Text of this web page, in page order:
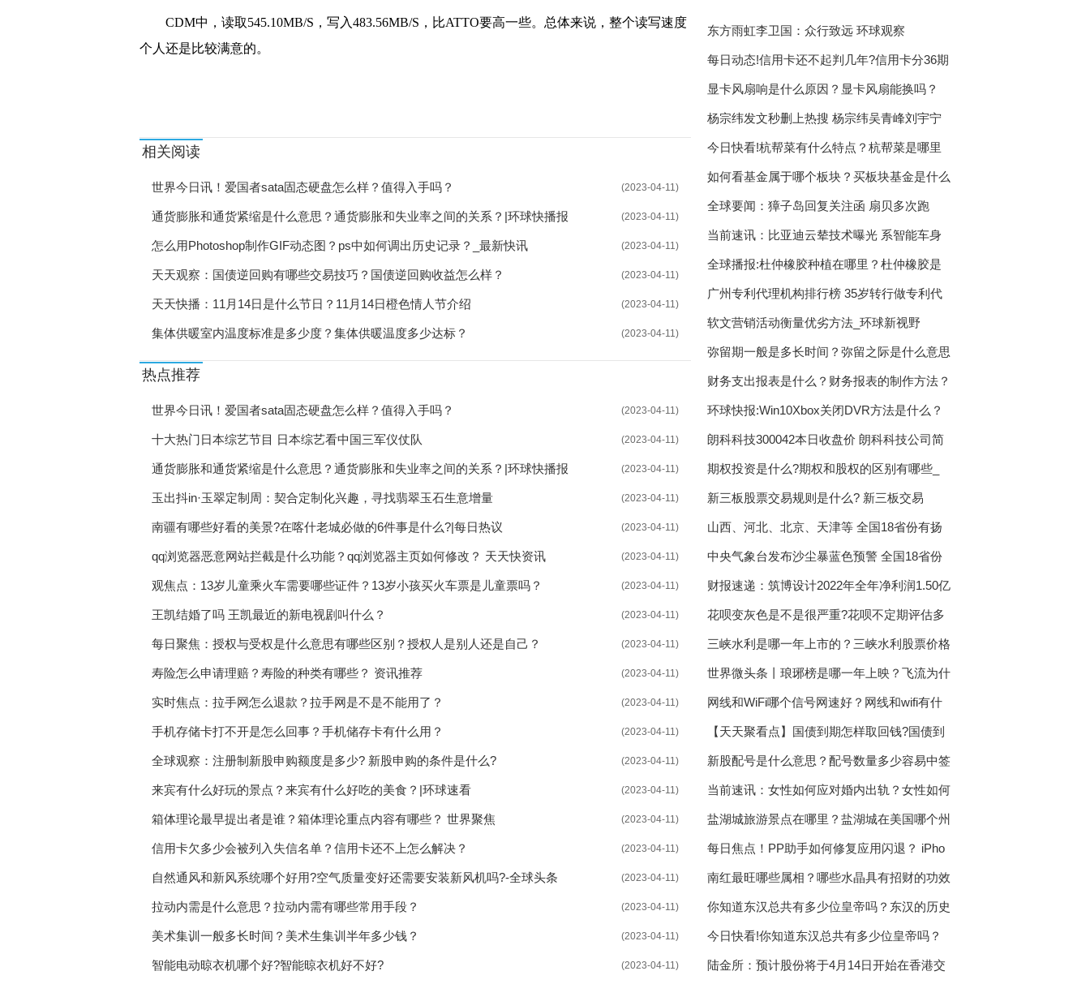
CDM中，读取545.10MB/S，写入483.56MB/S，比ATTO要高一些。总体来说，整个读写速度
个人还是比较满意的。
相关阅读
(2023-04-11)
世界今日讯！爱国者sata固态硬盘怎么样？值得入手吗？
(2023-04-11)
通货膨胀和通货紧缩是什么意思？通货膨胀和失业率之间的关系？|环球快播报
(2023-04-11)
怎么用Photoshop制作GIF动态图？ps中如何调出历史记录？_最新快讯
(2023-04-11)
天天观察：国债逆回购有哪些交易技巧？国债逆回购收益怎么样？
(2023-04-11)
天天快播：11月14日是什么节日？11月14日橙色情人节介绍
(2023-04-11)
集体供暖室内温度标准是多少度？集体供暖温度多少达标？
热点推荐
(2023-04-11)
世界今日讯！爱国者sata固态硬盘怎么样？值得入手吗？
(2023-04-11)
十大热门日本综艺节目 日本综艺看中国三军仪仗队
(2023-04-11)
通货膨胀和通货紧缩是什么意思？通货膨胀和失业率之间的关系？|环球快播报
(2023-04-11)
玉出抖in·玉翠定制周：契合定制化兴趣，寻找翡翠玉石生意增量
(2023-04-11)
南疆有哪些好看的美景?在喀什老城必做的6件事是什么?|每日热议
(2023-04-11)
qq浏览器恶意网站拦截是什么功能？qq浏览器主页如何修改？ 天天快资讯
(2023-04-11)
观焦点：13岁儿童乘火车需要哪些证件？13岁小孩买火车票是儿童票吗？
(2023-04-11)
王凯结婚了吗 王凯最近的新电视剧叫什么？
(2023-04-11)
每日聚焦：授权与受权是什么意思有哪些区别？授权人是别人还是自己？
(2023-04-11)
寿险怎么申请理赔？寿险的种类有哪些？ 资讯推荐
(2023-04-11)
实时焦点：拉手网怎么退款？拉手网是不是不能用了？
(2023-04-11)
手机存储卡打不开是怎么回事？手机储存卡有什么用？
(2023-04-11)
全球观察：注册制新股申购额度是多少? 新股申购的条件是什么?
(2023-04-11)
来宾有什么好玩的景点？来宾有什么好吃的美食？|环球速看
(2023-04-11)
箱体理论最早提出者是谁？箱体理论重点内容有哪些？ 世界聚焦
(2023-04-11)
信用卡欠多少会被列入失信名单？信用卡还不上怎么解决？
(2023-04-11)
自然通风和新风系统哪个好用?空气质量变好还需要安装新风机吗?-全球头条
(2023-04-11)
拉动内需是什么意思？拉动内需有哪些常用手段？
(2023-04-11)
美术集训一般多长时间？美术生集训半年多少钱？
(2023-04-11)
智能电动晾衣机哪个好?智能晾衣机好不好?
东方雨虹李卫国：众行致远 环球观察
每日动态!信用卡还不起判几年?信用卡分36期
显卡风扇响是什么原因？显卡风扇能换吗？
杨宗纬发文秒删上热搜 杨宗纬吴青峰刘宇宁
今日快看!杭帮菜有什么特点？杭帮菜是哪里
如何看基金属于哪个板块？买板块基金是什么
全球要闻：獐子岛回复关注函 扇贝多次跑
当前速讯：比亚迪云辇技术曝光 系智能车身
全球播报:杜仲橡胶种植在哪里？杜仲橡胶是
广州专利代理机构排行榜 35岁转行做专利代
软文营销活动衡量优劣方法_环球新视野
弥留期一般是多长时间？弥留之际是什么意思
财务支出报表是什么？财务报表的制作方法？
环球快报:Win10Xbox关闭DVR方法是什么？
w
朗科科技300042本日收盘价 朗科科技公司简
介
期权投资是什么?期权和股权的区别有哪些_
播
新三板股票交易规则是什么? 新三板交易
山西、河北、北京、天津等 全国18省份有扬
中央气象台发布沙尘暴蓝色预警 全国18省份
财报速递：筑博设计2022年全年净利润1.50亿
花呗变灰色是不是很严重?花呗不定期评估多
三峡水利是哪一年上市的？三峡水利股票价格
世界微头条丨琅琊榜是哪一年上映？飞流为什
网线和WiFi哪个信号网速好？网线和wifi有什
【天天聚看点】国债到期怎样取回钱?国债到
新股配号是什么意思？配号数量多少容易中签
当前速讯：女性如何应对婚内出轨？女性如何
盐湖城旅游景点在哪里？盐湖城在美国哪个州
每日焦点！PP助手如何修复应用闪退？ iPho
南红最旺哪些属相？哪些水晶具有招财的功效
你知道东汉总共有多少位皇帝吗？东汉的历史
今日快看!你知道东汉总共有多少位皇帝吗？
陆金所：预计股份将于4月14日开始在香港交